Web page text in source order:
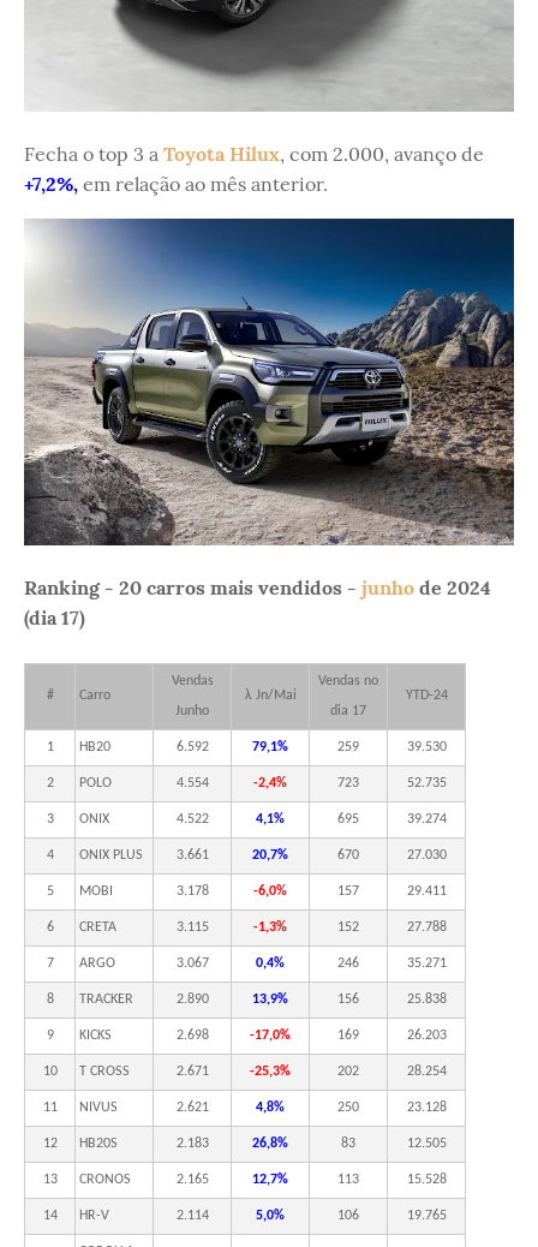
Fecha o top 3 a Toyota Hilux, com 2.000, avanço de
+7,2%, em relação ao mês anterior.
Ranking - 20 carros mais vendidos - junho de 2024
(dia 17)
# Carro
Vendas
Junho
λ Jn/Mai
Vendas no
dia 17
YTD-24
1 HB20 6.592 79,1% 259 39.530
2 POLO 4.554 -2,4% 723 52.735
3 ONIX 4.522 4,1% 695 39.274
4 ONIX PLUS 3.661 20,7% 670 27.030
5 MOBI 3.178 -6,0% 157 29.411
6 CRETA 3.115 -1,3% 152 27.788
7 ARGO 3.067 0,4% 246 35.271
8 TRACKER 2.890 13,9% 156 25.838
9 KICKS 2.698 -17,0% 169 26.203
10 T CROSS 2.671 -25,3% 202 28.254
11 NIVUS 2.621 4,8% 250 23.128
12 HB20S 2.183 26,8% 83 12.505
13 CRONOS 2.165 12,7% 113 15.528
14 HR-V 2.114 5,0% 106 19.765